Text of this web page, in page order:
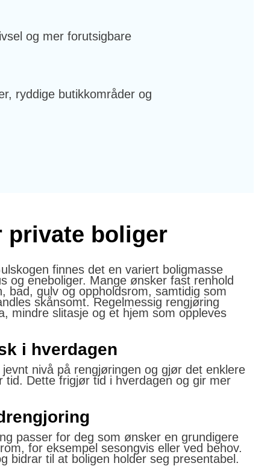
og mer forutsigbare
ryddige butikkområder og
private boliger
finnes det en variert boligmasse
og eneboliger. Mange ønsker fast renhold
bad, gulv og oppholdsrom, samtidig som
skånsomt. Regelmessig rengjøring
mindre slitasje og et hjem som oppleves
i hverdagen
nivå på rengjøringen og gjør det enklere
tid. Dette frigjør tid i hverdagen og gir mer
passer for deg som ønsker en grundigere
for eksempel sesongvis eller ved behov.
bidrar til at boligen holder seg presentabel.